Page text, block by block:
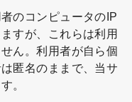
のコンピュータのIP
すが、これらは利用
ん。利用者が自ら個
匿名のままで、当サ
。